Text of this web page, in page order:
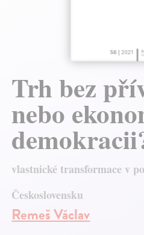
Trh bez
nebo
vlastnické transformace v
Československu
Remeš Václav